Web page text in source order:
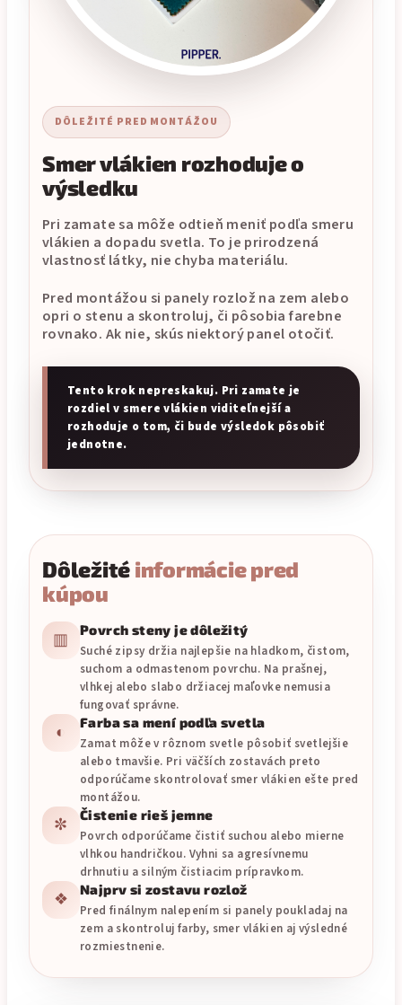
DÔLEŽITÉ PRED MONTÁŽOU
Smer vlákien rozhoduje o
výsledku
Pri zamate sa môže odtieň meniť podľa smeru
vlákien a dopadu svetla. To je prirodzená
vlastnosť látky, nie chyba materiálu.
Pred montážou si panely rozlož na zem alebo
opri o stenu a skontroluj, či pôsobia farebne
rovnako. Ak nie, skús niektorý panel otočiť.
Tento krok nepreskakuj. Pri zamate je
rozdiel v smere vlákien viditeľnejší a
rozhoduje o tom, či bude výsledok pôsobiť
jednotne.
Dôležité informácie pred
kúpou
▥
Povrch steny je dôležitý
Suché zipsy držia najlepšie na hladkom, čistom,
suchom a odmastenom povrchu. Na prašnej,
vlhkej alebo slabo držiacej maľovke nemusia
fungovať správne.
◐
Farba sa mení podľa svetla
Zamat môže v rôznom svetle pôsobiť svetlejšie
alebo tmavšie. Pri väčších zostavách preto
odporúčame skontrolovať smer vlákien ešte pred
montážou.
✼
Čistenie rieš jemne
Povrch odporúčame čistiť suchou alebo mierne
vlhkou handričkou. Vyhni sa agresívnemu
drhnutiu a silným čistiacim prípravkom.
❖
Najprv si zostavu rozlož
Pred finálnym nalepením si panely poukladaj na
zem a skontroluj farby, smer vlákien aj výsledné
rozmiestnenie.